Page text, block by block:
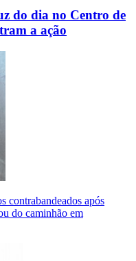
do dia no Centro de
a ação
contrabandeados após
do caminhão em